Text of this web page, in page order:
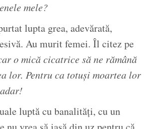
mele?
lupta grea, adevărată,
Au murit femei. Îl citez pe
o mică cicatrice să ne rămână
lor. Pentru ca totuși moartea lor
luptă cu banalități, cu un